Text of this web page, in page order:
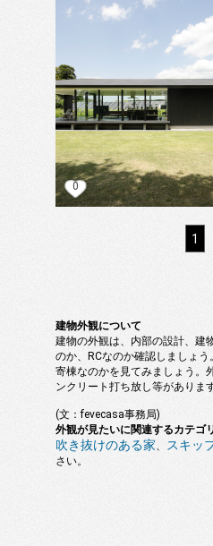
0
1
建物外観について
建物の外観は、内部の設計、建
のか、RCなのか確認しましょ
寄棟なのかを見てみましょう。
ンクリート打ち放し等がありま
(文：fevecasa事務局)
外観が見たいに関連するカテゴ
吹き抜けのある家 スキッ
さい。